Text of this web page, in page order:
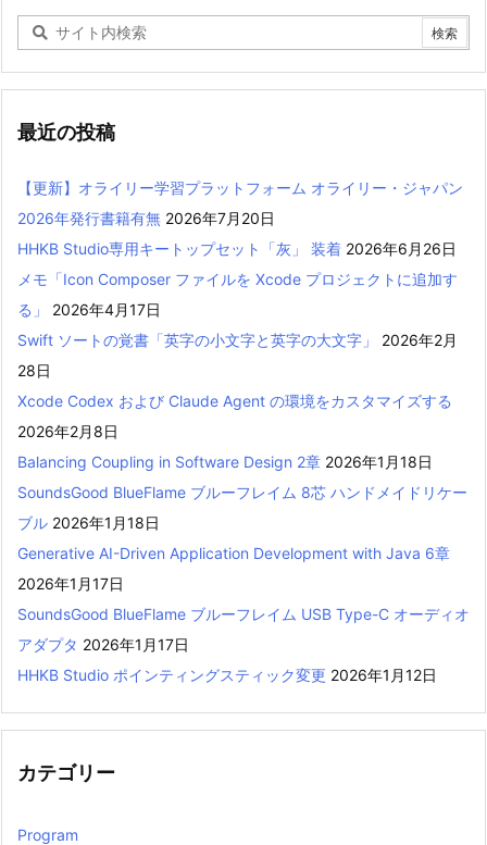
最近の投稿
【更新】オライリー学習プラットフォーム オライリー・ジャパン
2026年発行書籍有無 2026年7月20日
HHKB Studio専用キートップセット「灰」 装着 2026年6月26日
メモ「Icon Composer ファイルを Xcode プロジェクトに追加す
る」
2026年4月17日
Swift ソートの覚書「英字の小文字と英字の大文字」
2026年2月
28日
Xcode Codex および Claude Agent の環境をカスタマイズする
2026年2月8日
Balancing Coupling in Software Design 2章 2026年1月18日
SoundsGood BlueFlame ブルーフレイム 8芯 ハンドメイドリケー
ブル 2026年1月18日
Generative AI-Driven Application Development with Java 6章
2026年1月17日
SoundsGood BlueFlame ブルーフレイム USB Type-C オーディオ
アダプタ 2026年1月17日
HHKB Studio ポインティングスティック変更 2026年1月12日
カテゴリー
Program